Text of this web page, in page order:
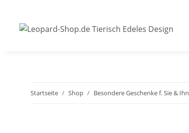
Startseite Shop Besondere Geschenke f. Sie & Ihn